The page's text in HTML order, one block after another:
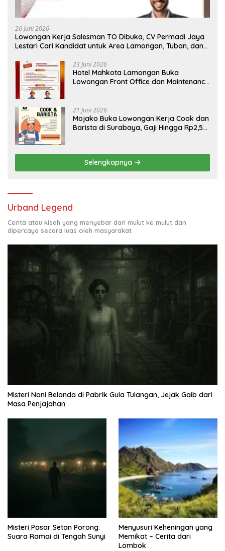
26 Juni 2026
Lowongan Kerja Salesman TO Dibuka, CV Permadi Jaya
Lestari Cari Kandidat untuk Area Lamongan, Tuban, dan
23 Juni 2026
Hotel Mahkota Lamongan Buka
Lowongan Front Office dan Maintenance
21 Juni 2026
Mojako Buka Lowongan Kerja Cook dan
Barista di Surabaya, Gaji Hingga Rp2,5
Selengkapnya
Urband Legend
Cerita atau kisah yang menyebar dari mulut ke mulut dan
dipercaya secara luas oleh masyarakat
Misteri Noni Belanda di Pabrik Gula Tulangan, Jejak Gaib dari
Masa Penjajahan
Misteri Pasar Setan Porong:
Suara Ramai di Tengah Sunyi
Menyusuri Keheningan yang
Memikat – Cerita dari
Lombok